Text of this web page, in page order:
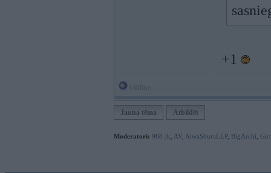
+1
Jauna tēma Atbildēt
Moderatori: 968-jk AV AiwaShuraLLP, BigArchi